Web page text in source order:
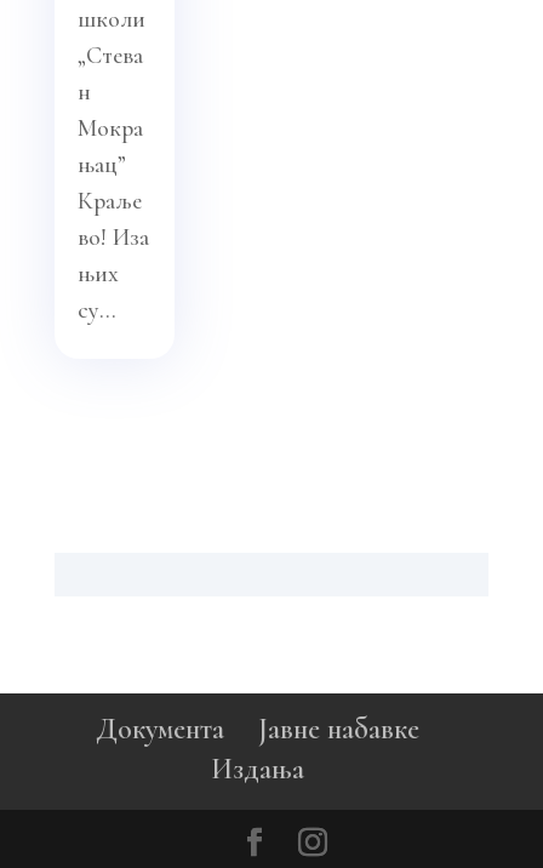
школи
„Стева
н
Мокра
њац”
Краље
во! Иза
њих
су...
Документа
Јавне набавке
Издања